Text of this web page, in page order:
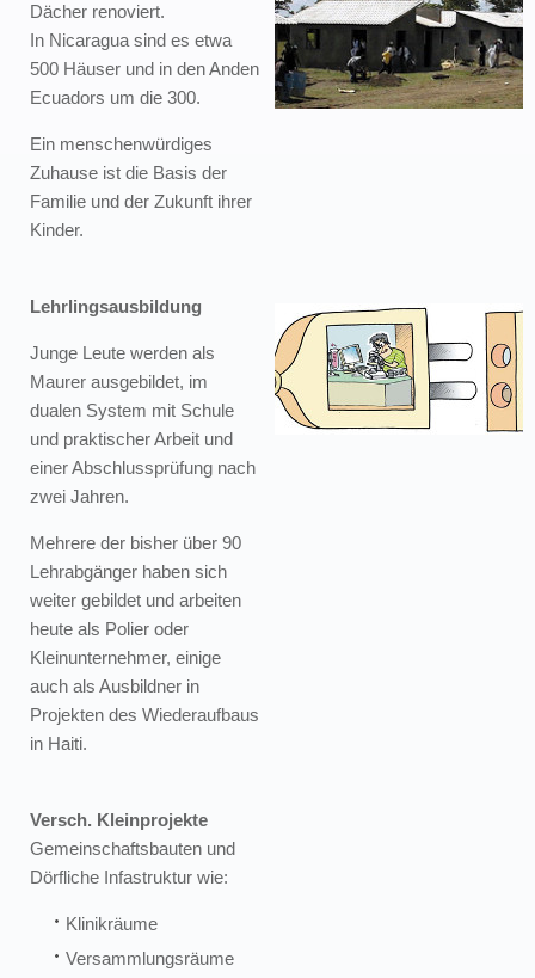
Dächer renoviert.
In Nicaragua sind es etwa
500 Häuser und in den Anden
Ecuadors um die 300.
Ein menschenwürdiges
Zuhause ist die Basis der
Familie und der Zukunft ihrer
Kinder.
Lehrlingsausbildung
Junge Leute werden als
Maurer ausgebildet, im
dualen System mit Schule
und praktischer Arbeit und
einer Abschlussprüfung nach
zwei Jahren.
Mehrere der bisher über 90
Lehrabgänger haben sich
weiter gebildet und arbeiten
heute als Polier oder
Kleinunternehmer, einige
auch als Ausbildner in
Projekten des Wiederaufbaus
in Haiti.
Versch. Kleinprojekte
Gemeinschaftsbauten und
Dörfliche Infastruktur wie:
Klinikräume
Versammlungsräume